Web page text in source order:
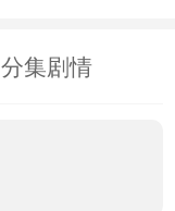
分集剧情